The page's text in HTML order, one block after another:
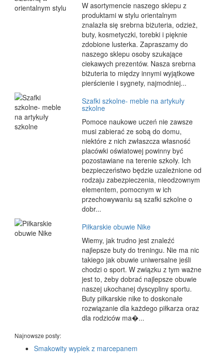
W asortymencie naszego sklepu z
produktami w stylu orientalnym
znalazła się srebrna biżuteria, odzież,
buty, kosmetyczki, torebki i pięknie
zdobione lusterka. Zapraszamy do
naszego sklepu osoby szukające
ciekawych prezentów. Nasza srebrna
biżuteria to między innymi wyjątkowe
pierścienie i sygnety, najmodniej...
Szafki szkolne- meble na artykuły
szkolne
Pomoce naukowe uczeń nie zawsze
musi zabierać ze sobą do domu,
niektóre z nich zwłaszcza własność
placówki oświatowej powinny być
pozostawiane na terenie szkoły. Ich
bezpieczeństwo będzie uzależnione od
rodzaju zabezpieczenia, nieodzownym
elementem, pomocnym w ich
przechowywaniu są szafki szkolne o
dobr...
Piłkarskie obuwie Nike
Wiemy, jak trudno jest znaleźć
najlepsze buty do treningu. Nie ma nic
takiego jak obuwie uniwersalne jeśli
chodzi o sport. W związku z tym ważne
jest to, żeby dobrać najlepsze obuwie
naszej ukochanej dyscypliny sportu.
Buty piłkarskie nike to doskonałe
rozwiązanie dla każdego piłkarza oraz
dla rodziców ma�...
Najnowsze posty:
Smakowity wypiek z marcepanem